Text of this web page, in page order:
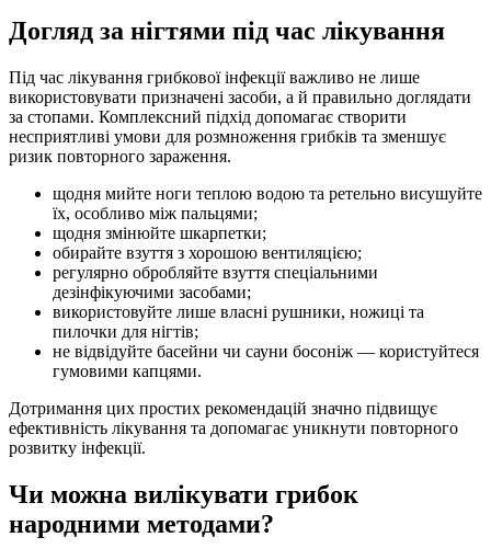
Догляд за нігтями під час лікування
Під час лікування грибкової інфекції важливо не лише
використовувати призначені засоби, а й правильно доглядати
за стопами. Комплексний підхід допомагає створити
несприятливі умови для розмноження грибків та зменшує
ризик повторного зараження.
щодня мийте ноги теплою водою та ретельно висушуйте
їх, особливо між пальцями;
щодня змінюйте шкарпетки;
обирайте взуття з хорошою вентиляцією;
регулярно обробляйте взуття спеціальними
дезінфікуючими засобами;
використовуйте лише власні рушники, ножиці та
пилочки для нігтів;
не відвідуйте басейни чи сауни босоніж — користуйтеся
гумовими капцями.
Дотримання цих простих рекомендацій значно підвищує
ефективність лікування та допомагає уникнути повторного
розвитку інфекції.
Чи можна вилікувати грибок
народними методами?